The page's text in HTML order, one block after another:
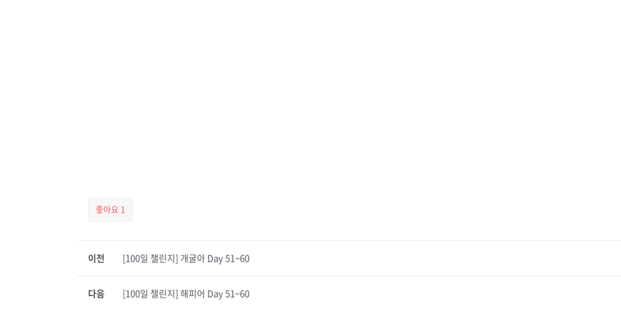
좋아요 1
이전 [100일 챌린지] 개굴아 Day 51~60
[100일 챌린지] 해피어 Day 51~60
다음